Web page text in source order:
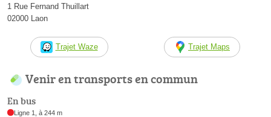
1 Rue Fernand Thuillart
02000 Laon
Trajet Waze Trajet Maps
Venir en transports en commun
En bus
Ligne 1, à 244 m